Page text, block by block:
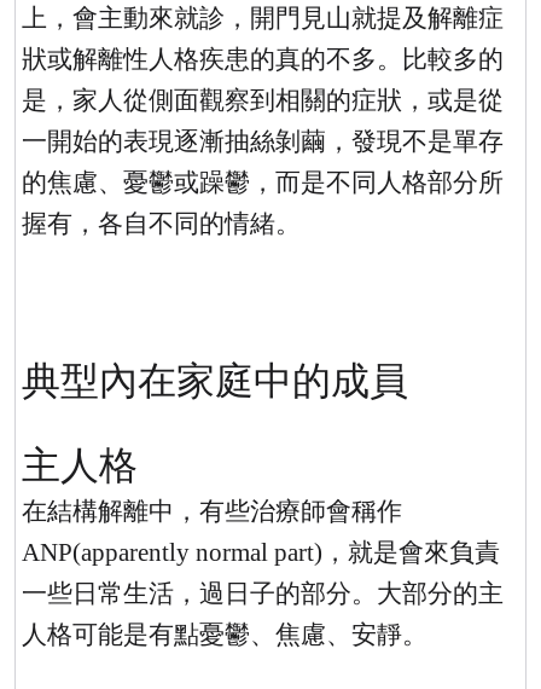
上，會主動來就診，開門見山就提及解離症
狀或解離性人格疾患的真的不多。比較多的
是，家人從側面觀察到相關的症狀，或是從
一開始的表現逐漸抽絲剝繭，發現不是單存
的焦慮、憂鬱或躁鬱，而是不同人格部分所
握有，各自不同的情緒。
典型內在家庭中的成員
主人格
在結構解離中，有些治療師會稱作
ANP(apparently normal part) ，就是會來負責
一些日常生活，過日子的部分。大部分的主
人格可能是有點憂鬱、焦慮、安靜。